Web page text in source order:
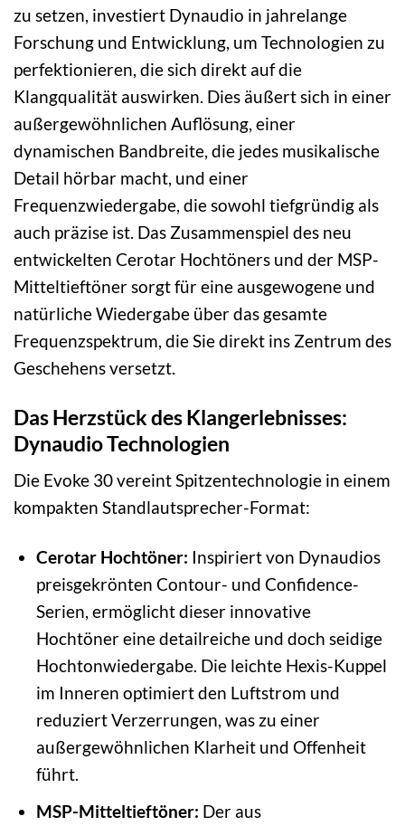
zu setzen, investiert Dynaudio in jahrelange
Forschung und Entwicklung, um Technologien zu
perfektionieren, die sich direkt auf die
Klangqualität auswirken. Dies äußert sich in einer
außergewöhnlichen Auflösung, einer
dynamischen Bandbreite, die jedes musikalische
Detail hörbar macht, und einer
Frequenzwiedergabe, die sowohl tiefgründig als
auch präzise ist. Das Zusammenspiel des neu
entwickelten Cerotar Hochtöners und der MSP-
Mitteltieftöner sorgt für eine ausgewogene und
natürliche Wiedergabe über das gesamte
Frequenzspektrum, die Sie direkt ins Zentrum des
Geschehens versetzt.
Das Herzstück des Klangerlebnisses:
Dynaudio Technologien
Die Evoke 30 vereint Spitzentechnologie in einem
kompakten Standlautsprecher-Format:
Cerotar Hochtöner: Inspiriert von Dynaudios
preisgekrönten Contour- und Confidence-
Serien, ermöglicht dieser innovative
Hochtöner eine detailreiche und doch seidige
Hochtonwiedergabe. Die leichte Hexis-Kuppel
im Inneren optimiert den Luftstrom und
reduziert Verzerrungen, was zu einer
außergewöhnlichen Klarheit und Offenheit
führt.
MSP-Mitteltieftöner: Der aus